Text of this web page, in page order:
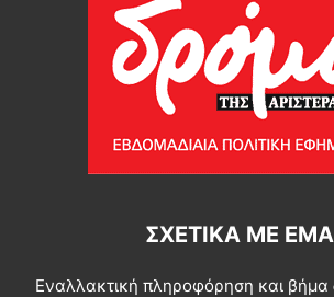
ΣΧΕΤΙΚΆ ΜΕ
Εναλλακτική πληροφόρηση και βήμα